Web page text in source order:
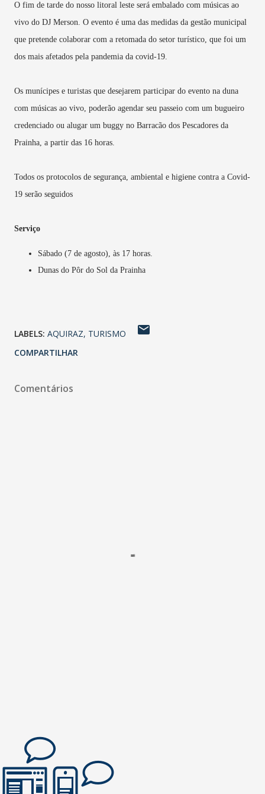
O fim de tarde do nosso litoral leste será embalado com músicas ao
vivo do DJ Merson. O evento é uma das medidas da gestão municipal
que pretende colaborar com a retomada do setor turístico, que foi um
dos mais afetados pela pandemia da covid-19.
Os munícipes e turistas que desejarem participar do evento na duna
com músicas ao vivo, poderão agendar seu passeio com um bugueiro
credenciado ou alugar um buggy no Barracão dos Pescadores da
Prainha, a partir das 16 horas.
Todos os protocolos de segurança, ambiental e higiene contra a Covid-
19 serão seguidos
Serviço
Sábado (7 de agosto), às 17 horas.
Dunas do Pôr do Sol da Prainha
LABELS: AQUIRAZ TURISMO
COMPARTILHAR
Comentários